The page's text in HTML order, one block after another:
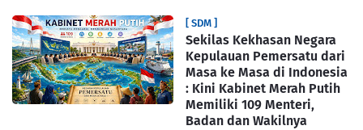
[ SDM ]
Sekilas Kekhasan Negara
Kepulauan Pemersatu dari
Masa ke Masa di Indonesia
: Kini Kabinet Merah Putih
Memiliki 109 Menteri,
Badan dan Wakilnya